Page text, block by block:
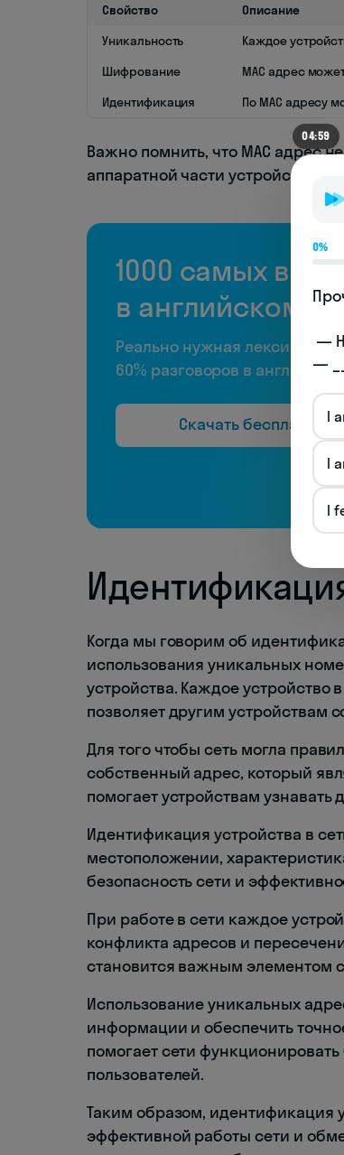
Свойство
Описание
Уникальность
Каждое
Шифрование
МАС адрес
Идентификация
По МАС адресу
Важно помнить, что МАС адрес
аппаратной части устройства.
1000 самых
в английском
Реально нужная лексика,
60% разговоров в
Скачать бесплатно
Когда мы говорим об
использования уникальных
устройства. Каждое устройство
позволяет другим устройствам
Для того чтобы сеть могла
собственный адрес, который
помогает устройствам
Идентификация устройства в
местоположении,
безопасность сети и
При работе в сети каждое
конфликта адресов и
становится важным элементом
Использование уникальных
информации и обеспечить
помогает сети
пользователей.
Таким образом, идентификация
эффективной работы сети и
04:59
0%
—
I
I
I